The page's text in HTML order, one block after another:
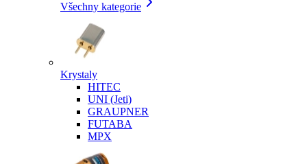
Všechny kategorie
Krystaly
HITEC
UNI (Jeti)
GRAUPNER
FUTABA
MPX